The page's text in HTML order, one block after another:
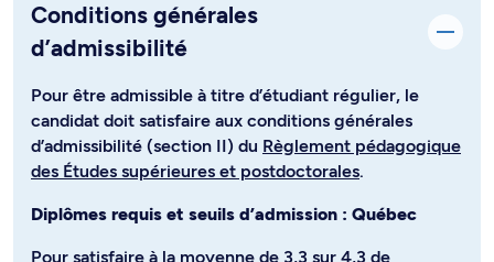
Conditions générales
d’admissibilité
Pour être admissible à titre d’étudiant régulier, le
candidat doit satisfaire aux conditions générales
d’admissibilité (section II) du Règlement pédagogique
des Études supérieures et postdoctorales.
Diplômes requis et seuils d’admission : Québec
Pour satisfaire à la moyenne de 3,3 sur 4,3 de